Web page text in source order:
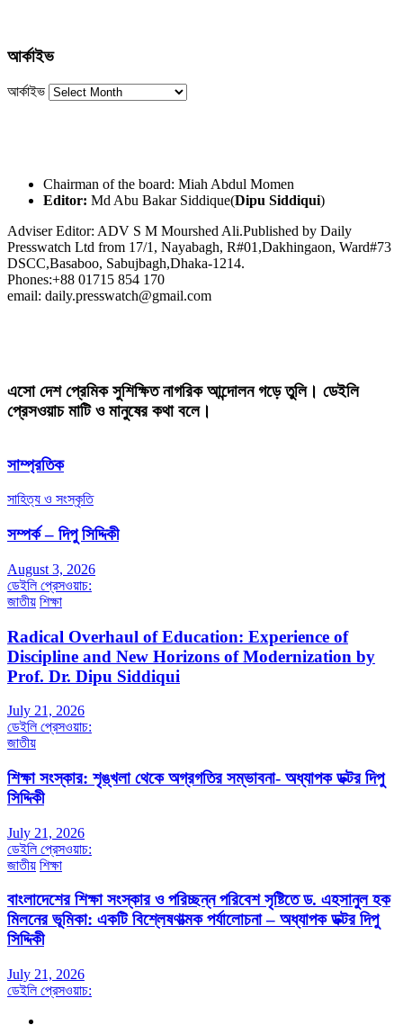
আর্কাইভ
আর্কাইভ
Chairman of the board: Miah Abdul Momen
Editor: Md Abu Bakar Siddique(Dipu Siddiqui)
Adviser Editor: ADV S M Mourshed Ali.Published by Daily
Presswatch Ltd from 17/1, Nayabagh, R#01,Dakhingaon, Ward#73
DSCC,Basaboo, Sabujbagh,Dhaka-1214.
Phones:+88 01715 854 170
email: daily.presswatch@gmail.com
এসো দেশ প্রেমিক সুশিক্ষিত নাগরিক আন্দোলন গড়ে তুলি। ডেইলি
প্রেসওয়াচ মাটি ও মানুষের কথা বলে।
সাম্প্রতিক
সাহিত্য ও সংস্কৃতি
সম্পর্ক – দিপু সিদ্দিকী
August 3, 2026
ডেইলি প্রেসওয়াচ:
জাতীয় শিক্ষা
Radical Overhaul of Education: Experience of
Discipline and New Horizons of Modernization by
Prof. Dr. Dipu Siddiqui
July 21, 2026
ডেইলি প্রেসওয়াচ:
জাতীয়
শিক্ষা সংস্কার: শৃঙ্খলা থেকে অগ্রগতির সম্ভাবনা- অধ্যাপক ডক্টর দিপু
সিদ্দিকী
July 21, 2026
ডেইলি প্রেসওয়াচ:
জাতীয় শিক্ষা
বাংলাদেশের শিক্ষা সংস্কার ও পরিচ্ছন্ন পরিবেশ সৃষ্টিতে ড. এহসানুল হক
মিলনের ভূমিকা: একটি বিশ্লেষণাত্মক পর্যালোচনা – অধ্যাপক ডক্টর দিপু
সিদ্দিকী
July 21, 2026
ডেইলি প্রেসওয়াচ: